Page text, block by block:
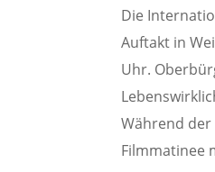
Die
Auftakt in
Uhr.
Während der
Filmmatinee